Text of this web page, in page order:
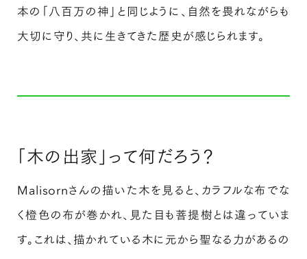
本の「八百万の神」と同じように、自然を畏れながらも
大切に守り、共に生きてきた歴史が感じられます。
「木の出家」って何だろう？
Malisornさんの描いた木を見ると、カラフルな布でな
く橙色の布が巻かれ、見た目も菩提樹とは違っていま
す。これは、描かれている木に元から聖なる力があるの